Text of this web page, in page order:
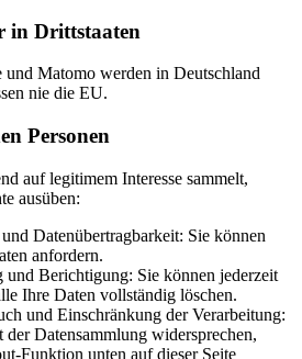
in Drittstaaten
und Matomo werden in Deutschland
nie die EU.
Personen
auf legitimem Interesse sammelt,
ausüben:
Datenübertragbarkeit: Sie können
anfordern.
und Berichtigung: Sie können jederzeit
Ihre Daten vollständig löschen.
und Einschränkung der Verarbeitung:
der Datensammlung widersprechen,
Funktion unten auf dieser Seite